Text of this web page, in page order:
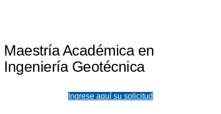
Maestría Académica en
Ingeniería Geotécnica
Ingrese aquí su solicitud